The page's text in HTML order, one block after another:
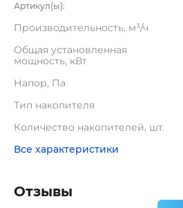
Артикул(ы):
Производительность, м³/ч
Общая установленная
мощность, кВт
Напор, Па
Тип накопителя
Количество накопителей, шт.
Все характеристики
Отзывы